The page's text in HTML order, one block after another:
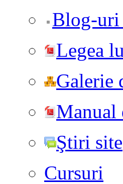
Blog-uri
Legea
Galerie
Manual
Ştiri site
Cursuri